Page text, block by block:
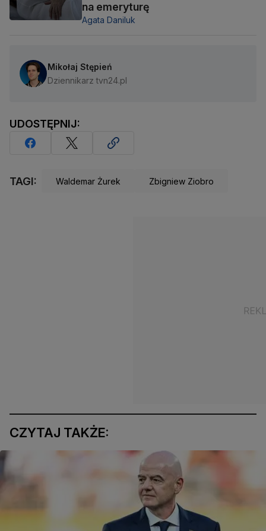
na emeryturę
Agata Daniluk
Mikołaj Stępień
Dziennikarz tvn24.pl
UDOSTĘPNIJ:
TAGI: Waldemar Żurek Zbigniew Ziobro
CZYTAJ TAKŻE: